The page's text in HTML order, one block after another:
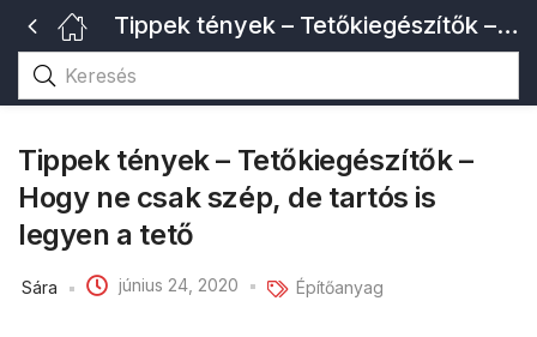
Tippek tények – Tetőkiegészítők – Hogy ne csak szép, de tartós is legyen a tető
Tippek tények – Tetőkiegészítők –
Hogy ne csak szép, de tartós is
legyen a tető
Sára június 24, 2020 Építőanyag